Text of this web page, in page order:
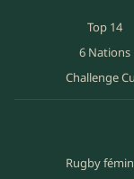
Top 14
6 Nations
Challenge
Rugby